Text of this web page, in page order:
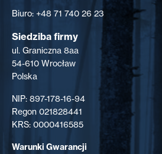
Biuro: +48 71 740 26 23
Siedziba firmy
ul. Graniczna 8aa
54-610 Wrocław
Polska
NIP: 897-178-16-94
Regon 021828441
KRS: 0000416585
Warunki Gwarancji